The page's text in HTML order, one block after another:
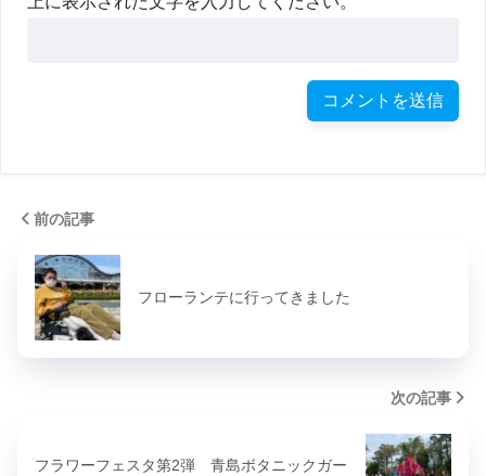
前の記事
フローランテに行ってきました
次の記事
フラワーフェスタ第2弾 青島ボタニックガー